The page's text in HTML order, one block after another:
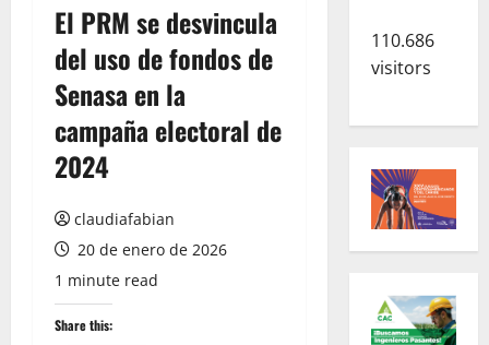
El PRM se desvincula
del uso de fondos de
Senasa en la
campaña electoral de
2024
claudiafabian
20 de enero de 2026
1 minute read
Share this:
110.686
visitors